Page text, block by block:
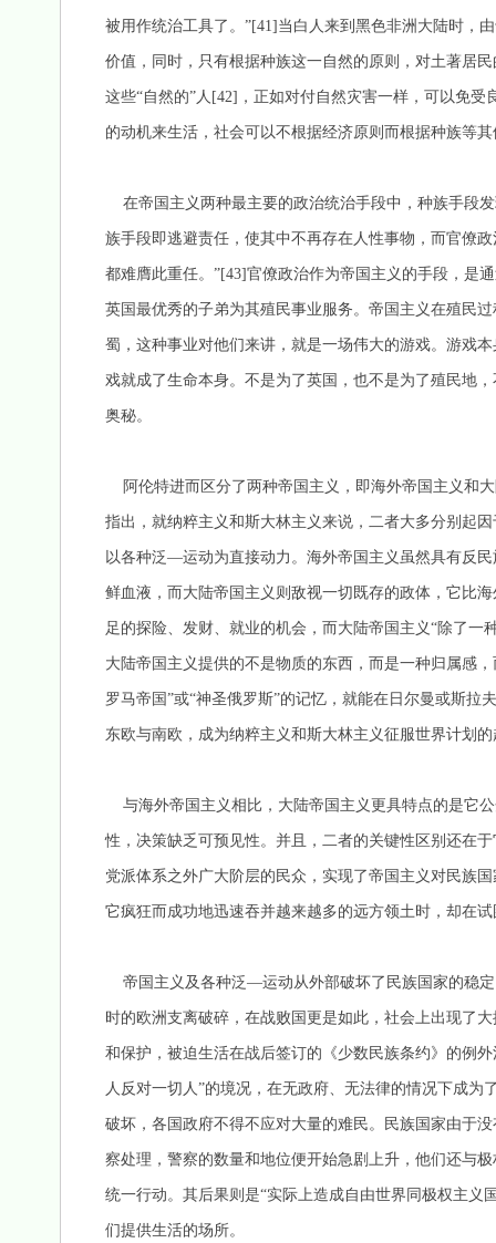
被用作统治工具了。”[41]当白人来到黑色非洲大陆时，
价值，同时，只有根据种族这一自然的原则，对土著居
这些“自然的”人[42]，正如对付自然灾害一样，可以免
的动机来生活，社会可以不根据经济原则而根据种族等
在帝国主义两种最主要的政治统治手段中，种族手段
族手段即逃避责任，使其中不再存在人性事物，而官僚
都难膺此重任。”[43]官僚政治作为帝国主义的手段，是
英国最优秀的子弟为其殖民事业服务。帝国主义在殖民
蜀，这种事业对他们来讲，就是一场伟大的游戏。游戏
戏就成了生命本身。不是为了英国，也不是为了殖民地
奥秘。
阿伦特进而区分了两种帝国主义，即海外帝国主义和
指出，就纳粹主义和斯大林主义来说，二者大多分别起
以各种泛—运动为直接动力。海外帝国主义虽然具有反
鲜血液，而大陆帝国主义则敌视一切既存的政体，它比
足的探险、发财、就业的机会，而大陆帝国主义“除了
大陆帝国主义提供的不是物质的东西，而是一种归属感
罗马帝国”或“神圣俄罗斯”的记忆，就能在日尔曼或斯
东欧与南欧，成为纳粹主义和斯大林主义征服
与海外帝国主义相比，大陆帝国主义更具特点的是它
性，决策缺乏可预见性。并且，二者的关键性区别还在
党派体系之外广大阶层的民众，实现了帝国主义对民族
它疯狂而成功地迅速吞并越来越多的远方领土时，
帝国主义及各种泛—运动从外部破坏了民族国家的稳
时的欧洲支离破碎，在战败国更是如此，社会上出现了
和保护，被迫生活在战后签订的《少数民族条约》的例
人反对一切人”的境况，在无政府、无法律的情况下成
破坏，各国政府不得不应对大量的难民。民族国家由于
察处理，警察的数量和地位便开始急剧上升，他们还与
统一行动。其后果则是“实际上造成自由世界同极权主义
们提供生活的场所。